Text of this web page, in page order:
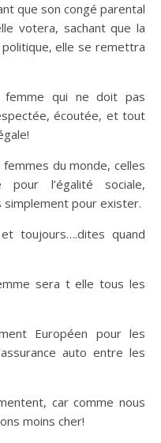
que son congé parental
votera, sachant que la
elle se remettra
femme qui ne doit pas
écoutée, et tout
du monde, celles
l’égalité sociale,
simplement pour exister.
toujours….dites quand
sera t elle tous les
Européen pour les
auto entre les
car comme nous
moins cher!